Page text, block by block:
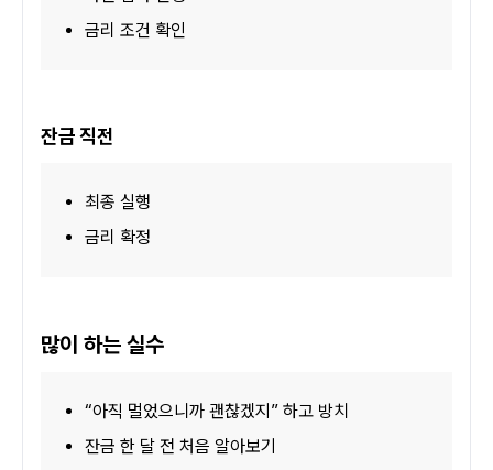
금리 조건 확인
잔금 직전
최종 실행
금리 확정
많이 하는 실수
“아직 멀었으니까 괜찮겠지” 하고 방치
잔금 한 달 전 처음 알아보기